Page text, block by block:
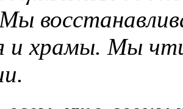
и храмы. Мы